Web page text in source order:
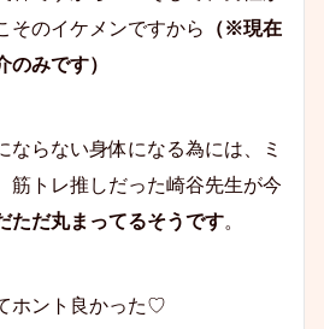
そのイケメンですから
（※現在
のみです）
ならない身体になる為には、ミ
筋トレ推しだった崎谷先生が今
ただ丸まってるそうです。
ホント良かった♡